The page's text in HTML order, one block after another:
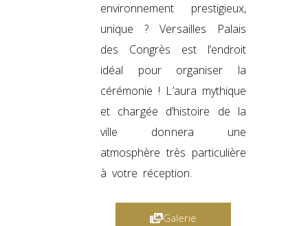
environnement prestigieux,
unique ? Versailles Palais
des Congrès est l’endroit
idéal pour organiser la
cérémonie ! L’aura mythique
et chargée d’histoire de la
ville donnera une
atmosphère très particulière
à votre réception.
Galerie